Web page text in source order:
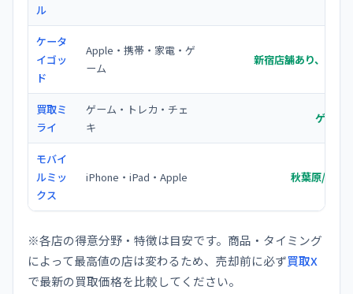
ル
ケータ
イゴッ
ド
Apple・携帯・家電・ゲ
ーム
新宿店舗あり、
買取ミ
ライ
ゲーム・トレカ・チェ
キ
ゲーム
モバイ
ルミッ
クス
iPhone・iPad・Apple 秋葉原/新宿/
※各店の得意分野・特徴は目安です。商品・タイミング
によって最高値の店は変わるため、売却前に必ず買取X
で最新の買取価格を比較してください。